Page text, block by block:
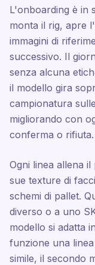
L'onboarding è in
monta il rig, apre
immagini di
successivo. Il
senza alcuna
il modello gira
campionatura
migliorando con
conferma o rifiuta.
Ogni linea allena
sue texture di
schemi di pallet.
diverso o a uno
modello si adatta
funzione una
simile, il secondo